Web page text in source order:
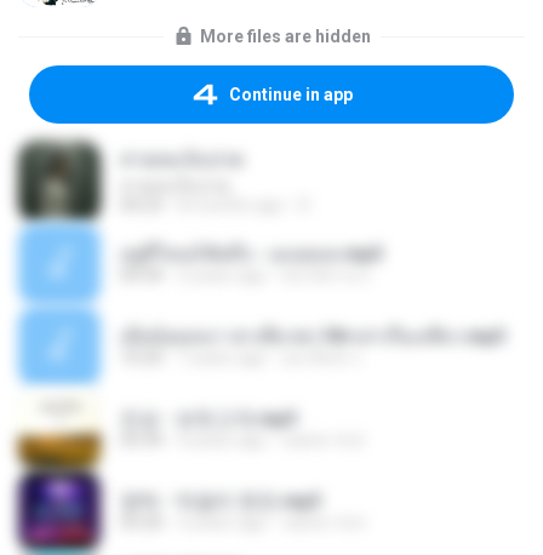
More files are hidden
Continue in app
อยู่ที่ไหนก็คิดถึง - เมนทอล.mp3
เมียน้อยเหงา พาเสียวค่ะ18+เล่าเรื่องเสียว.mp3
진성 - 보릿고개.mp3
영탁 - 막걸리 한잔.mp3